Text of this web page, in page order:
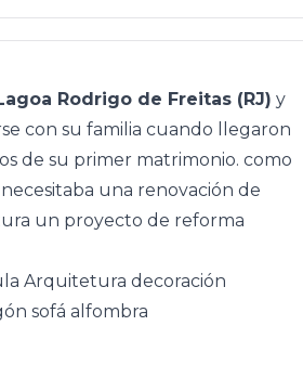
Rodrigo de Freitas (RJ) y
con su familia cuando llegaron
de su primer matrimonio. como
una renovación de
un proyecto de reforma